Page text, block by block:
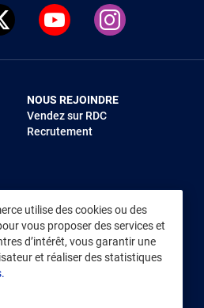
utilise des cookies ou des
vous proposer des services et
d’intérêt, vous garantir une
et réaliser des statistiques
NOUS REJOINDRE
Vendez sur RDC
Recrutement